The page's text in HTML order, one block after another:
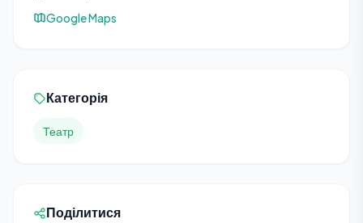
Google Maps
Категорія
Театр
Поділитися